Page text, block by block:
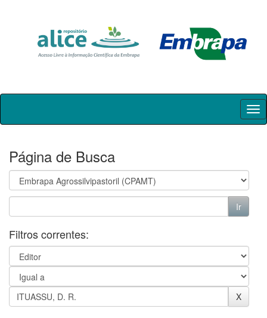
Skip
Página de Busca
Filtros correntes: